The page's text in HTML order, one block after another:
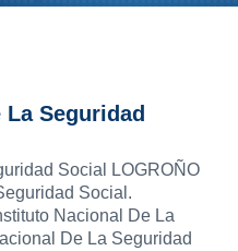
Seguridad
Social LOGROÑO
Social.
Nacional De La
De La Seguridad